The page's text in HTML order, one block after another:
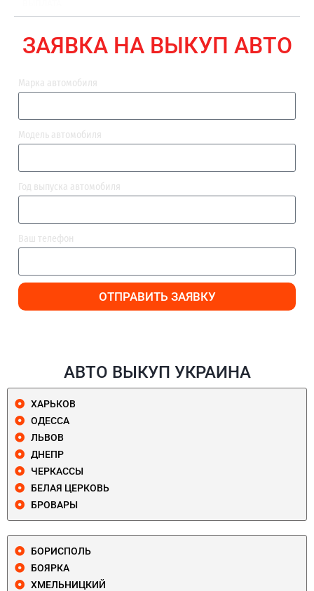
ЗАЯВКА НА ВЫКУП АВТО
Марка автомобиля
Модель автомобиля
Год выпуска автомобиля
Ваш телефон
ОТПРАВИТЬ ЗАЯВКУ
АВТО ВЫКУП УКРАИНА
ХАРЬКОВ
ОДЕССА
ЛЬВОВ
ДНЕПР
ЧЕРКАССЫ
БЕЛАЯ ЦЕРКОВЬ
БРОВАРЫ
БОРИСПОЛЬ
БОЯРКА
ХМЕЛЬНИЦКИЙ